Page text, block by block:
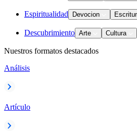
Espiritualidad Devocion
Descubrimiento Arte Cultura
Nuestros formatos destacados
Análisis
Artículo